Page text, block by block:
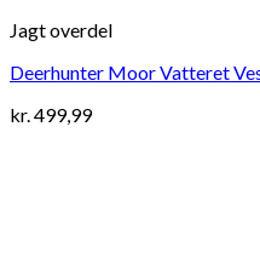
Jagt overdel
Deerhunter Moor Vatteret
kr.499,99